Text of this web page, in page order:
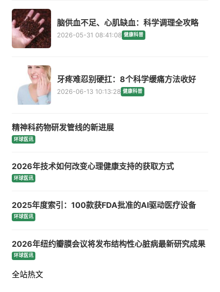
脑供血不足、心肌缺血：科学调理全攻略
2026-05-31 08:41:08 健康科普
牙疼难忍别硬扛：8个科学缓痛方法收好
2026-06-13 10:13:28 健康科普
精神科药物研发管线的新进展
环球医讯
2026年技术如何改变心理健康支持的获取方式
环球医讯
2025年度索引：100款获FDA批准的AI驱动医疗设备
环球医讯
2026年纽约瓣膜会议将发布结构性心脏病最新研究成果
环球医讯
全站热文